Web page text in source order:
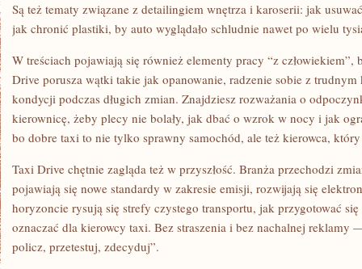
Są też tematy związane z detailingiem wnętrza i karoserii: jak
jak chronić plastiki, by auto wyglądało schludnie nawet po wielu
W treściach pojawiają się również elementy pracy “z
Drive porusza wątki takie jak opanowanie, radzenie sobie z
kondycji podczas długich zmian. Znajdziesz rozważania o
kierownicę, żeby plecy nie bolały, jak dbać o wzrok w nocy i jak
bo dobre taxi to nie tylko sprawny samochód, ale też kierowca,
Taxi Drive chętnie zagląda też w przyszłość. Branża przechodzi
pojawiają się nowe standardy w zakresie emisji, rozwijają się
horyzoncie rysują się strefy czystego transportu, jak przygotować
oznaczać dla kierowcy taxi. Bez straszenia i bez nachalnej reklamy
policz, przetestuj, zdecyduj”.